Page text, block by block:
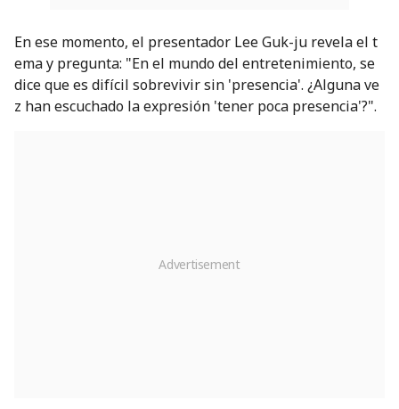
En ese momento, el presentador Lee Guk-ju revela el t
ema y pregunta: "En el mundo del entretenimiento, se
dice que es difícil sobrevivir sin 'presencia'. ¿Alguna ve
z han escuchado la expresión 'tener poca presencia'?".